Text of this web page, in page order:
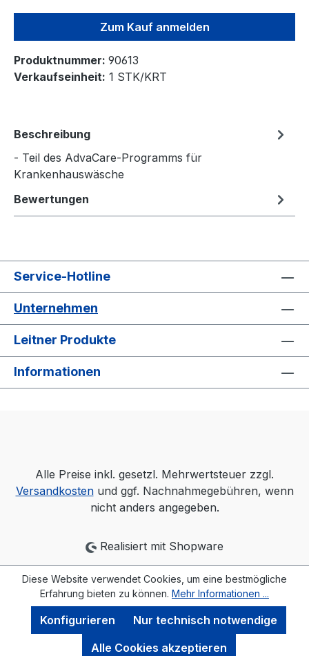
Zum Kauf anmelden
Produktnummer: 90613
Verkaufseinheit: 1 STK/KRT
Beschreibung
- Teil des AdvaCare-Programms für
Krankenhauswäsche
Bewertungen
Service-Hotline
Unternehmen
Leitner Produkte
Informationen
Alle Preise inkl. gesetzl. Mehrwertsteuer zzgl.
Versandkostenund ggf. Nachnahmegebühren, wenn
nicht anders angegeben.
Realisiert mit Shopware
Diese Website verwendet Cookies, um eine bestmögliche
Erfahrung bieten zu können. Mehr Informationen ...
Nur technisch notwendige
Konfigurieren
Alle Cookies akzeptieren